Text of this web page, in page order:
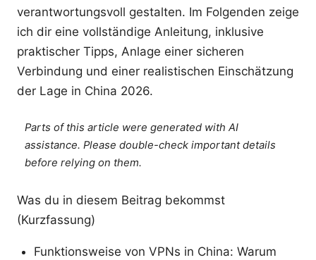
verantwortungsvoll gestalten. Im Folgenden zeige
ich dir eine vollständige Anleitung, inklusive
praktischer Tipps, Anlage einer sicheren
Verbindung und einer realistischen Einschätzung
der Lage in China 2026.
Parts of this article were generated with AI
assistance. Please double-check important details
before relying on them.
Was du in diesem Beitrag bekommst
(Kurzfassung)
Funktionsweise von VPNs in China: Warum